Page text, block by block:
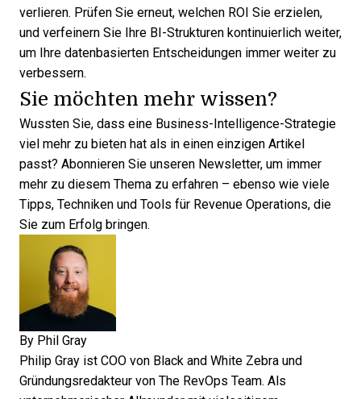
verlieren. Prüfen Sie erneut, welchen ROI Sie erzielen,
und verfeinern Sie Ihre BI-Strukturen kontinuierlich weiter,
um Ihre datenbasierten Entscheidungen immer weiter zu
verbessern.
Sie möchten mehr wissen?
Wussten Sie, dass eine Business-Intelligence-Strategie
viel mehr zu bieten hat als in einen einzigen Artikel
passt? Abonnieren Sie unseren Newsletter, um immer
mehr zu diesem Thema zu erfahren – ebenso wie viele
Tipps, Techniken und Tools für Revenue Operations, die
Sie zum Erfolg bringen.
By Phil Gray
Philip Gray ist COO von Black and White Zebra und
Gründungsredakteur von The RevOps Team. Als